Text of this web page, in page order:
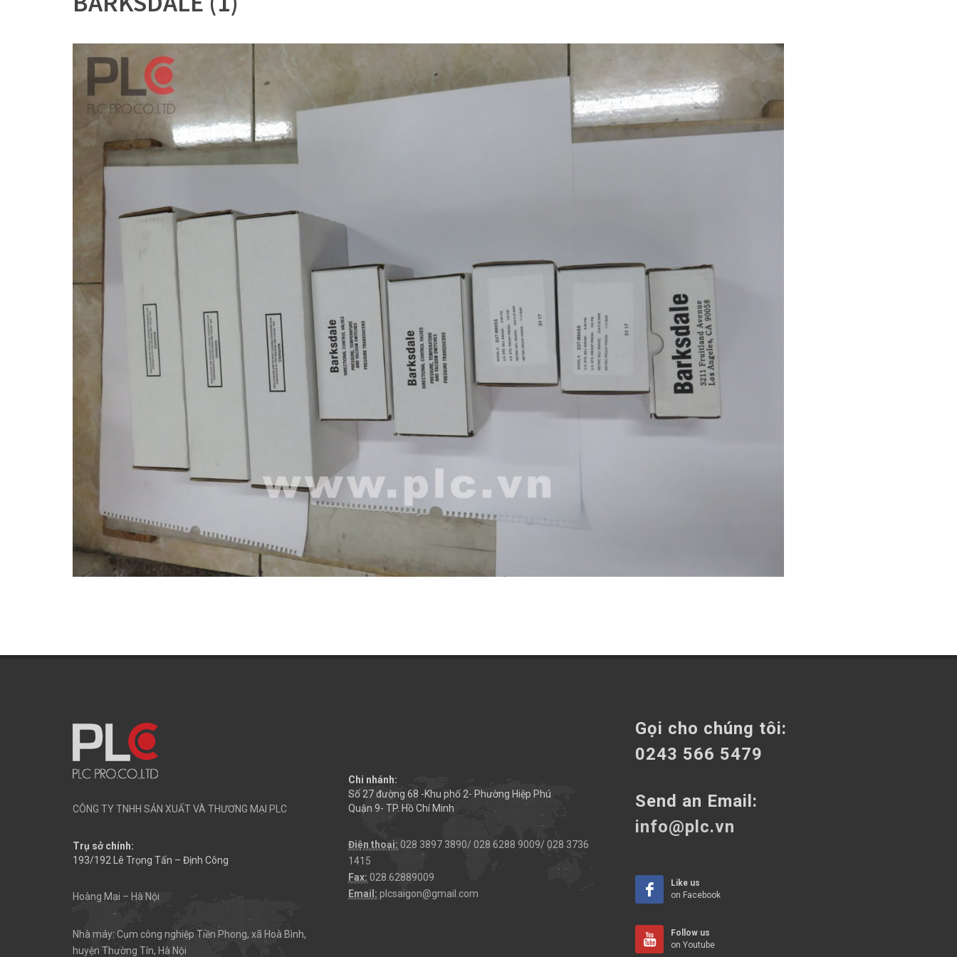
CÔNG TY TNHH SẢN XUẤT VÀ THƯƠNG MẠI PLC
Trụ sở chính:
193/192 Lê Trọng Tấn – Định Công
Hoàng Mai – Hà Nội
Nhà máy: Cụm công nghiệp Tiền Phong, xã Hoà Bình,
huyện Thường Tín, Hà Nội
Chi nhánh:
Số 27 đường 68 -Khu phố 2- Phường Hiệp Phú
Quận 9- TP. Hồ Chí Minh
Điện thoại: 028 3897 3890/ 028 6288 9009/ 028 3736
1415
Fax: 028.62889009
Email: plcsaigon@gmail.com
Gọi cho chúng tôi:
0243 566 5479
Send an Email:
info@plc.vn
Like us
on Facebook
Follow us
on Youtube